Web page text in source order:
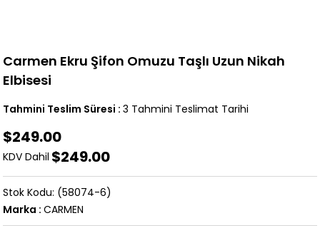
Carmen Ekru Şifon Omuzu Taşlı Uzun Nikah
Elbisesi
Tahmini Teslim Süresi : 3 Tahmini Teslimat Tarihi
$249.00
KDV Dahil $249.00
(58074-6)
Marka : CARMEN